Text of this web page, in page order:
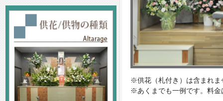
※供花（札付き）は含まれま
※あくまでも一例です。料金